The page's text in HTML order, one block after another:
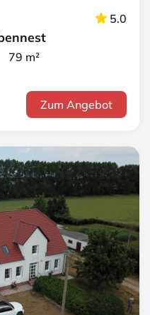
5.0
m²
Zum Angebot